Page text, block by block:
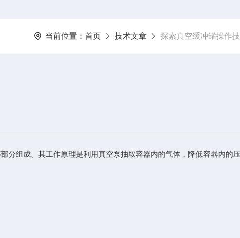
当前位置： 首页 技术文章 探索真空缓冲罐操作
分组成。其工作原理是利用真空泵抽取容器内的气体，降低容器内的